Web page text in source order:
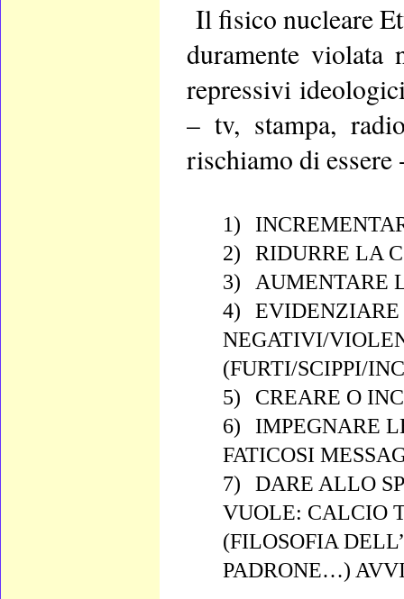
Il fisico nucleare
duramente violata
repressivi
– tv, stampa,
rischiamo di essere
1)
2)
RIDURRE LA
3)
AUMENTARE
4)
EVIDENZIARE
NEGATIVI/
(FURTI/SCIPPI/
5)
CREARE O
6)
IMPEGNARE
FATICOSI
7)
DARE ALLO
VUOLE: CALCIO
(FILOSOFIA
PADRONE…)